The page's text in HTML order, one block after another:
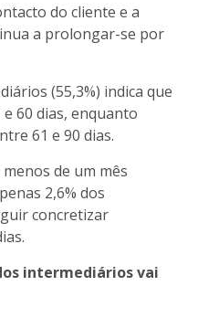
do cliente e a
a prolongar-se por
(55,3%) indica que
60 dias, enquanto
61 e 90 dias.
de um mês
2,6% dos
concretizar
intermediários vai